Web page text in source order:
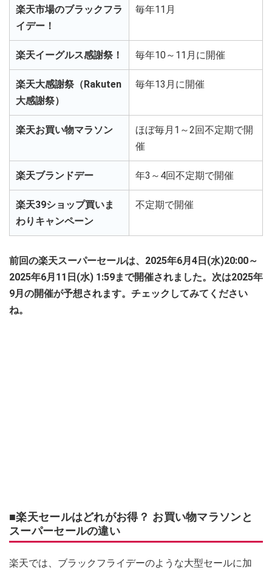
楽天市場のブラックフラ
イデー！
毎年11月
楽天イーグルス感謝祭！ 毎年10～11月に開催
楽天大感謝祭（Rakuten
大感謝祭）
毎年13月に開催
楽天お買い物マラソン
ほぼ毎月1～2回不定期で開
催
楽天ブランドデー 年3～4回不定期で開催
楽天39ショップ買いま
わりキャンペーン
不定期で開催
前回の楽天スーパーセールは、2025年6月4日(水)20:00～
2025年6月11日(水) 1:59まで開催されました。次は2025年
9月の開催が予想されます。チェックしてみてください
ね。
■楽天セールはどれがお得？ お買い物マラソンと
スーパーセールの違い
楽天では、ブラックフライデーのような大型セールに加